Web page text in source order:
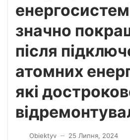
значно
після
атомних
які
Obiektyv — 25 Липня, 2024